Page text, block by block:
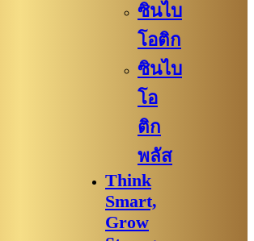
ซินไบ
โอติก
ซินไบ
โอ
ติก
พลัส
Think
Smart,
Grow